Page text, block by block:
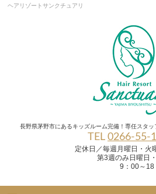
ヘアリゾートサンクチュアリ
長野県茅野市にあるキッズルーム完備！専任スタ
TEL 0266-55-
定休日／毎週月曜日・火
第3週のみ日曜日・
9：00～18